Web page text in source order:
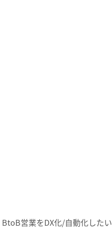
BtoB営業をDX化/自動化したい